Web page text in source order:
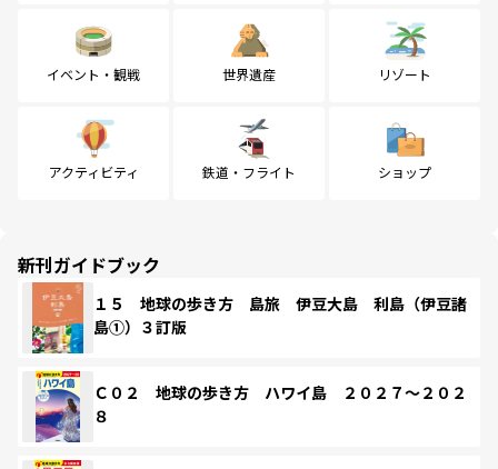
イベント・観戦 世界遺産 リゾート
アクティビティ 鉄道・フライト ショップ
新刊ガイドブック
１５ 地球の歩き方 島旅 伊豆大島 利島（伊豆諸
島①）３訂版
Ｃ０２ 地球の歩き方 ハワイ島 ２０２７～２０２
８